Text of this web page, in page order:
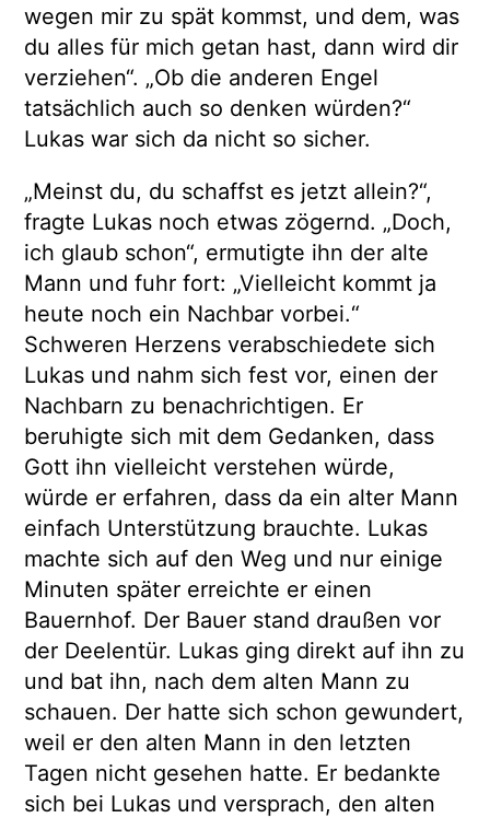
wegen mir zu spät kommst, und dem, was
du alles für mich getan hast, dann wird dir
verziehen“. „Ob die anderen Engel
tatsächlich auch so denken würden?“
Lukas war sich da nicht so sicher.
„Meinst du, du schaffst es jetzt allein?“,
fragte Lukas noch etwas zögernd. „Doch,
ich glaub schon“, ermutigte ihn der alte
Mann und fuhr fort: „Vielleicht kommt ja
heute noch ein Nachbar vorbei.“
Schweren Herzens verabschiedete sich
Lukas und nahm sich fest vor, einen der
Nachbarn zu benachrichtigen. Er
beruhigte sich mit dem Gedanken, dass
Gott ihn vielleicht verstehen würde,
würde er erfahren, dass da ein alter Mann
einfach Unterstützung brauchte. Lukas
machte sich auf den Weg und nur einige
Minuten später erreichte er einen
Bauernhof. Der Bauer stand draußen vor
der Deelentür. Lukas ging direkt auf ihn zu
und bat ihn, nach dem alten Mann zu
schauen. Der hatte sich schon gewundert,
weil er den alten Mann in den letzten
Tagen nicht gesehen hatte. Er bedankte
sich bei Lukas und versprach, den alten